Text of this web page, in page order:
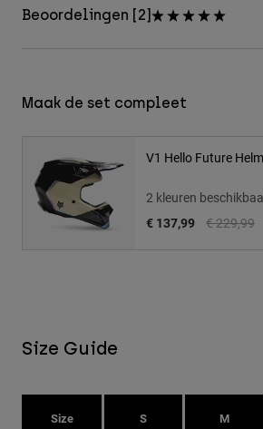
Beoordelingen [2]
Maak de set compleet
V1 Hello Future Helm
2 kleuren
Price
€ 229,99to
€ 137,99
Size Guide
Size S M